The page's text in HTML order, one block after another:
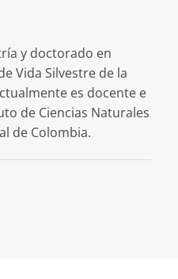
y doctorado en
Vida Silvestre de la
es docente e
de Ciencias Naturales
de Colombia.